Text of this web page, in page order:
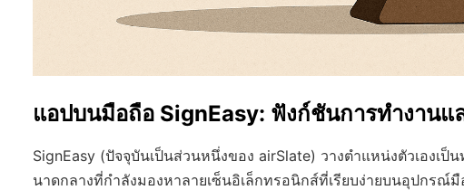
แอปบนมือถือ SignEasy: ฟังก์ชันการทำงาน
SignEasy (ปัจจุบันเป็นส่วนหนึ่งของ airSlate) วางตำแหน่งตัวเองเ
นาดกลางที่กำลังมองหาลายเซ็นอิเล็กทรอนิกส์ที่เรียบง่ายบนอุปกรณ์